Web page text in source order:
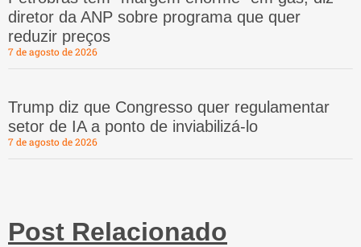
diretor da ANP sobre programa que quer
reduzir preços
7 de agosto de 2026
Trump diz que Congresso quer regulamentar
setor de IA a ponto de inviabilizá-lo
7 de agosto de 2026
Post Relacionado